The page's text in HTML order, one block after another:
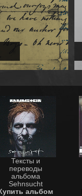
Тексты и
переводы
альбома
Sehnsucht
альбом